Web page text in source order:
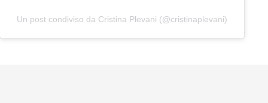
Un post condiviso da Cristina Plevani (@cristinaplevani)